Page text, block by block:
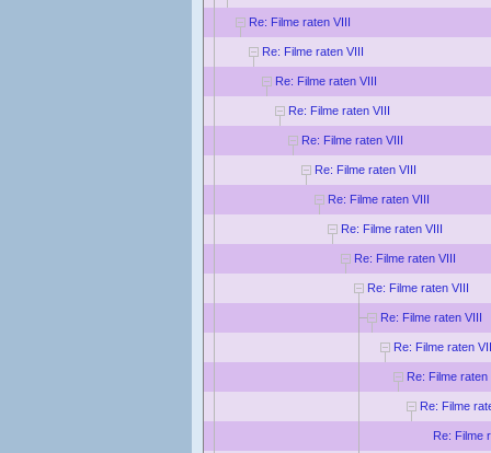
Re: Filme raten VIII
Re: Filme raten VIII
Re: Filme raten VIII
Re: Filme raten VIII
Re: Filme raten VIII
Re: Filme raten VIII
Re: Filme raten VIII
Re: Filme raten VIII
Re: Filme raten VIII
Re: Filme raten VIII
Re: Filme raten VIII
Re: Filme raten
Re: Filme raten
Re: Filme
Re: Filme